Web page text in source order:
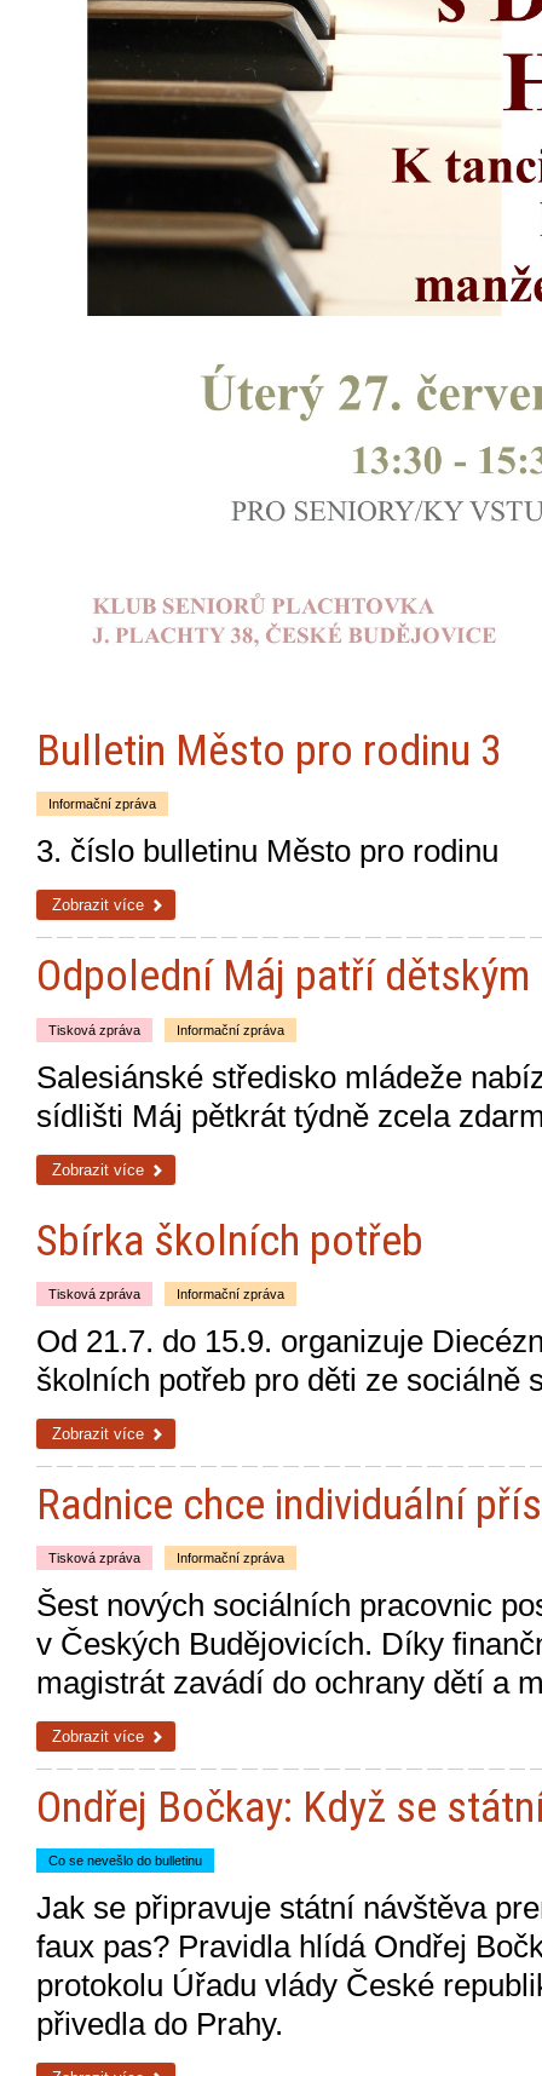
Bulletin Město pro rodinu 3
Informační zpráva
3. číslo bulletinu Město pro rodinu
Zobrazit více
Odpolední Máj patří dětským
Tisková zpráva Informační zpráva
Salesiánské středisko mládeže
sídlišti Máj pětkrát týdně zcela
Zobrazit více
Sbírka školních potřeb
Tisková zpráva Informační zpráva
Od 21.7. do 15.9. organizuje
školních potřeb pro děti ze sociálně
Zobrazit více
Radnice chce individuální
Tisková zpráva Informační zpráva
Šest nových sociálních pracovnic
v Českých Budějovicích. Díky
magistrát zavádí do ochrany dětí a
Zobrazit více
Ondřej Bočkay: Když se
Co se nevešlo do bulletinu
Jak se připravuje státní návštěva
faux pas? Pravidla hlídá Ondřej
protokolu Úřadu vlády České
přivedla do Prahy.